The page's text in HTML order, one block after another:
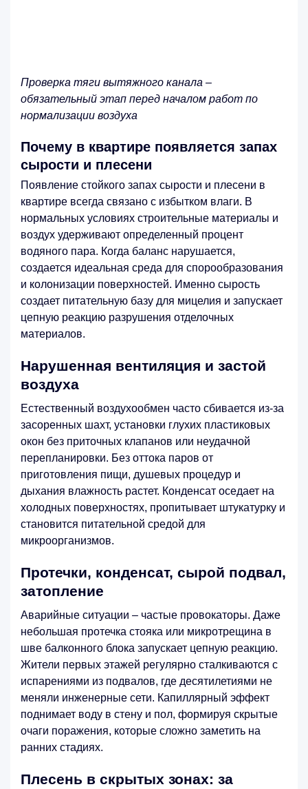
Проверка тяги вытяжного канала –
обязательный этап перед началом работ по
нормализации воздуха
Почему в квартире появляется запах
сырости и плесени
Появление стойкого запах сырости и плесени в
квартире всегда связано с избытком влаги. В
нормальных условиях строительные материалы и
воздух удерживают определенный процент
водяного пара. Когда баланс нарушается,
создается идеальная среда для спорообразования
и колонизации поверхностей. Именно сырость
создает питательную базу для мицелия и запускает
цепную реакцию разрушения отделочных
материалов.
Нарушенная вентиляция и застой
воздуха
Естественный воздухообмен часто сбивается из-за
засоренных шахт, установки глухих пластиковых
окон без приточных клапанов или неудачной
перепланировки. Без оттока паров от
приготовления пищи, душевых процедур и
дыхания влажность растет. Конденсат оседает на
холодных поверхностях, пропитывает штукатурку и
становится питательной средой для
микроорганизмов.
Протечки, конденсат, сырой подвал,
затопление
Аварийные ситуации – частые провокаторы. Даже
небольшая протечка стояка или микротрещина в
шве балконного блока запускает цепную реакцию.
Жители первых этажей регулярно сталкиваются с
испарениями из подвалов, где десятилетиями не
меняли инженерные сети. Капиллярный эффект
поднимает воду в стену и пол, формируя скрытые
очаги поражения, которые сложно заметить на
ранних стадиях.
Плесень в скрытых зонах: за